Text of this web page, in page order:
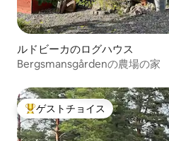
ルドビーカのログハウス
Bergsmansgårdenの農場の家
大好評のゲストチョイスです。
ゲストチョイス